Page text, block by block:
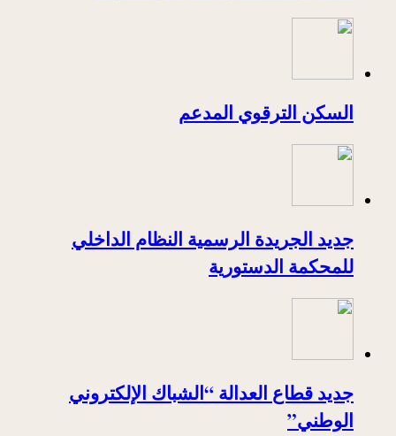
السكن الترقوي المدعم
جديد الجريدة الرسمية النظام الداخلي
للمحكمة الدستورية
جديد قطاع العدالة “الشباك الإلكتروني
الوطني”